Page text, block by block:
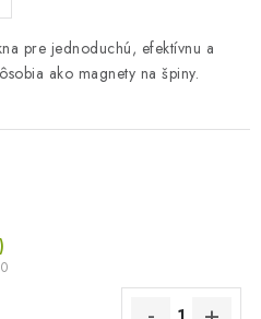
podmienky
Napíšte nám
pre jednoduchú, efektívnu a
ako magnety na špiny.